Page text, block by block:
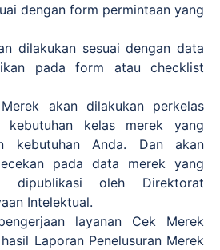
dengan form permintaan yang
dilakukan sesuai dengan data
pada form atau checklist
akan dilakukan perkelas
kebutuhan kelas merek yang
kebutuhan Anda. Dan akan
pada data merek yang
dipublikasi oleh Direktorat
Intelektual.
layanan Cek Merek
Laporan Penelusuran Merek